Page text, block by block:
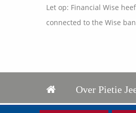
Let op: Financial Wise
connected to the Wise
Over Pietie